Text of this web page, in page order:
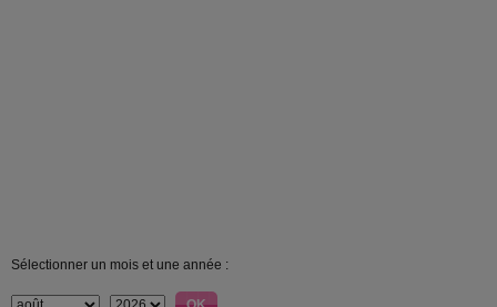
Sélectionner un mois et une année :